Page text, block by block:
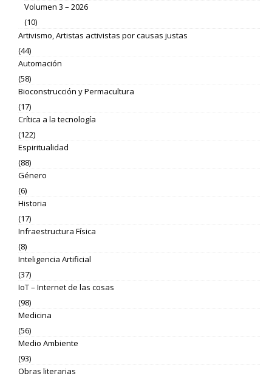
Volumen 3 – 2026
(10)
Artivismo, Artistas activistas por causas justas
(44)
Automación
(58)
Bioconstrucción y Permacultura
(17)
Crítica a la tecnología
(122)
Espiritualidad
(88)
Género
(6)
Historia
(17)
Infraestructura Física
(8)
Inteligencia Artificial
(37)
IoT – Internet de las cosas
(98)
Medicina
(56)
Medio Ambiente
(93)
Obras literarias